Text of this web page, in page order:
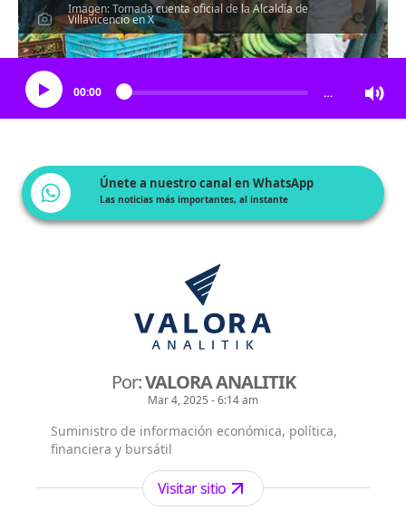
Imagen: Tomada cuenta oficial de la Alcaldía de
Villavicencio en X
Escucha el artículo
00:00 …
Únete a nuestro canal en WhatsApp
Las noticias más importantes, al instante
Por:VALORA ANALITIK
Mar 4, 2025 - 6:14 am
Suministro de información económica, política,
financiera y bursátil
Visitar sitio